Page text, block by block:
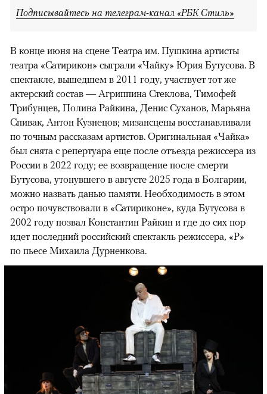
Подписывайтесь на телеграм-канал «РБК Стиль»
В конце июня на сцене Театра им. Пушкина артисты
театра «Сатирикон» сыграли «Чайку» Юрия Бутусова. В
спектакле, вышедшем в 2011 году, участвует тот же
актерский состав — Агриппина Стеклова, Тимофей
Трибунцев, Полина Райкина, Денис Суханов, Марьяна
Спивак, Антон Кузнецов; мизансцены восстанавливали
по точным рассказам артистов. Оригинальная «Чайка»
был снята с репертуара еще после отъезда режиссера из
России в 2022 году; ее возвращение после смерти
Бутусова, утонувшего в августе 2025 года в Болгарии,
можно назвать данью памяти. Необходимость в этом
остро почувствовали в «Сатириконе», куда Бутусова в
2002 году позвал Константин Райкин и где до сих пор
идет последний российский спектакль режиссера, «Р»
по пьесе Михаила Дурненкова.